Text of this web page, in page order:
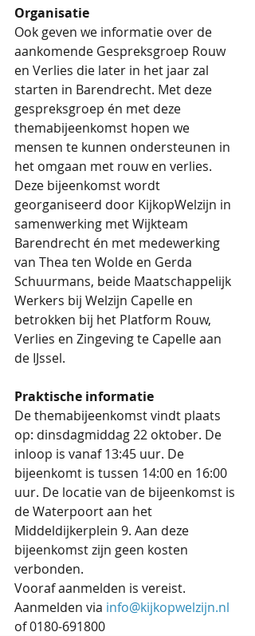
Organisatie
Ook geven we informatie over de
aankomende Gespreksgroep Rouw
en Verlies die later in het jaar zal
starten in Barendrecht. Met deze
gespreksgroep én met deze
themabijeenkomst hopen we
mensen te kunnen ondersteunen in
het omgaan met rouw en verlies.
Deze bijeenkomst wordt
georganiseerd door KijkopWelzijn in
samenwerking met Wijkteam
Barendrecht én met medewerking
van Thea ten Wolde en Gerda
Schuurmans, beide Maatschappelijk
Werkers bij Welzijn Capelle en
betrokken bij het Platform Rouw,
Verlies en Zingeving te Capelle aan
de IJssel.
Praktische informatie
De themabijeenkomst vindt plaats
op: dinsdagmiddag 22 oktober. De
inloop is vanaf 13:45 uur. De
bijeenkomt is tussen 14:00 en 16:00
uur. De locatie van de bijeenkomst is
de Waterpoort aan het
Middeldijkerplein 9. Aan deze
bijeenkomst zijn geen kosten
verbonden.
Vooraf aanmelden is vereist.
Aanmelden via info@kijkopwelzijn.nl
of 0180-691800